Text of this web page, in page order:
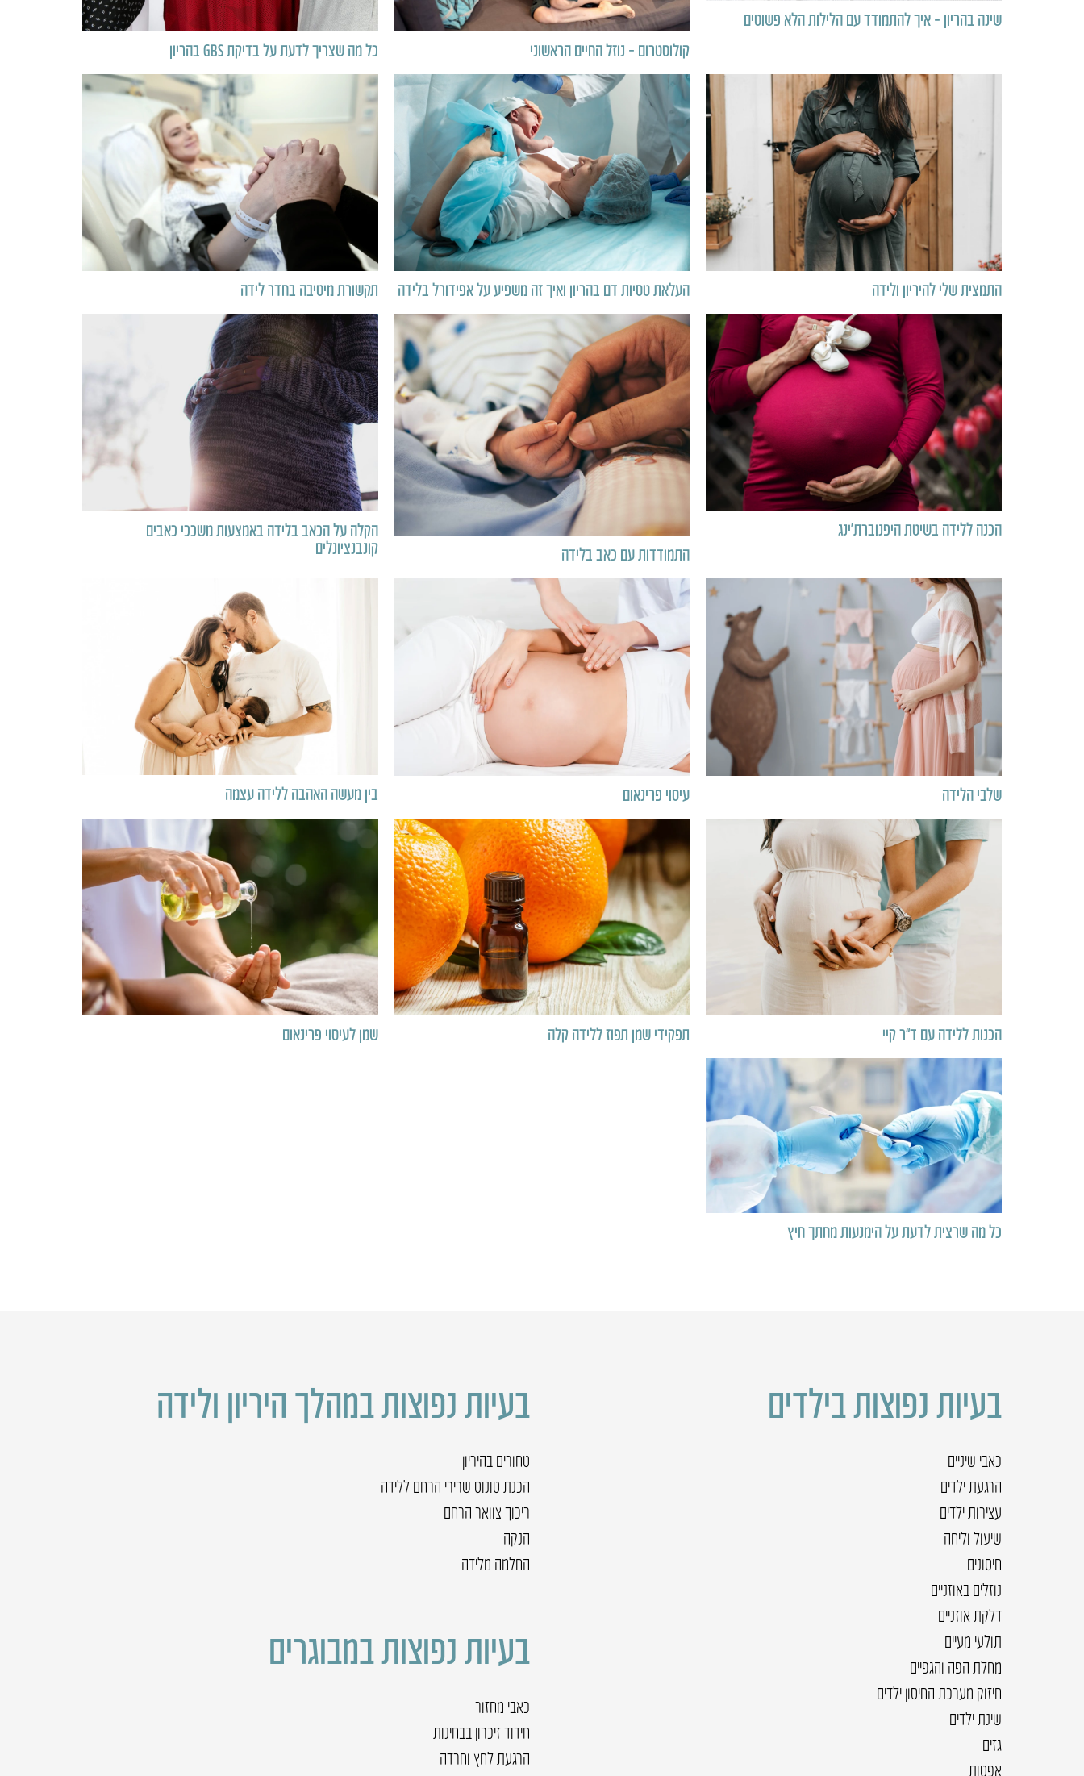
שינה בהריון – איך להתמודד עם הלילות הלא פשוטים
קולוסטרום – נוזל החיים הראשוני
כל מה שצריך לדעת על בדיקת GBS בהריון
התמצית שלי להיריון ולידה העלאת טסיות דם בהריון ואיך זה משפיע על אפידורל בלידה תקשורת מיטיבה בחדר לידה
הכנה ללידה בשיטת היפנוברת’ינג
התמודדות עם כאב בלידה
הקלה על הכאב בלידה באמצעות משככי כאבים
קונבנציונלים
שלבי הלידה עיסוי פרינאום בין מעשה האהבה ללידה עצמה
הכנות ללידה עם ד”ר קיי תפקידי שמן תפוז ללידה קלה שמן לעיסוי פרינאום
כל מה שרצית לדעת על הימנעות מחתך חיץ
בעיות נפוצות בילדים
כאבי שיניים
הרגעת ילדים
עצירות ילדים
שיעול וליחה
חיסונים
נוזלים באוזניים
דלקת אוזניים
תולעי מעיים
מחלת הפה והגפיים
חיזוק מערכת החיסון ילדים
שינת ילדים
גזים
אפטות
בעיות נפוצות במהלך היריון ולידה
טחורים בהיריון
הכנת טונוס שרירי הרחם ללידה
ריכוך צוואר הרחם
הנקה
החלמה מלידה
בעיות נפוצות במבוגרים
כאבי מחזור
חידוד זיכרון בבחינות
הרגעת לחץ וחרדה